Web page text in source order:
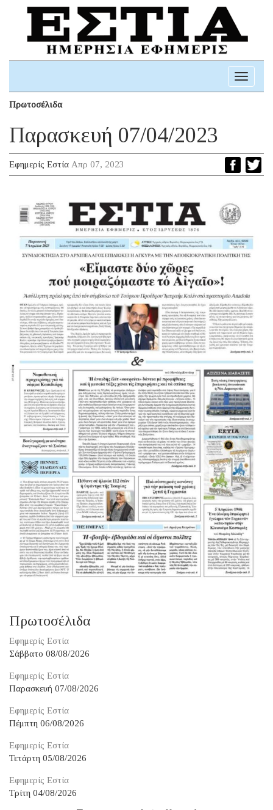
Toggle
Πρωτοσέλιδα
Παρασκευή 07/04/2023
Εφημερίς Εστία Απρ 07, 2023
Πρωτοσέλιδα
Εφημερίς Εστία
Σάββατο 08/08/2026
Εφημερίς Εστία
Παρασκευή 07/08/2026
Εφημερίς Εστία
Πέμπτη 06/08/2026
Εφημερίς Εστία
Τετάρτη 05/08/2026
Εφημερίς Εστία
Τρίτη 04/08/2026